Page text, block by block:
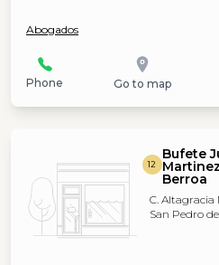
Abogados
Phone Go to map
12
Bufete
Berroa
C. Altagracia
San Pedro